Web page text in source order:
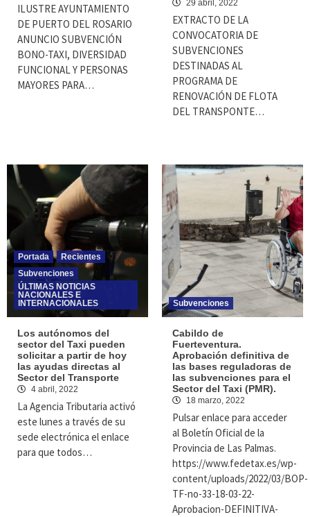
ILUSTRE AYUNTAMIENTO
DE PUERTO DEL ROSARIO
ANUNCIO SUBVENCIÓN
BONO-TAXI, DIVERSIDAD
FUNCIONAL Y PERSONAS
MAYORES PARA…
29 abril, 2022
EXTRACTO DE LA
CONVOCATORIA DE
SUBVENCIONES
DESTINADAS AL
PROGRAMA DE
RENOVACIÓN DE FLOTA
DEL TRANSPONTE…
Portada
Recientes
Subvenciones
ÚLTIMAS NOTICIAS
NACIONALES E
INTERNACIONALES
Los autónomos del
sector del Taxi pueden
solicitar a partir de hoy
las ayudas directas al
Sector del Transporte
4 abril, 2022
La Agencia Tributaria activó
este lunes a través de su
sede electrónica el enlace
para que todos…
Subvenciones
Cabildo de
Fuerteventura.
Aprobación definitiva de
las bases reguladoras de
las subvenciones para el
Sector del Taxi (PMR).
18 marzo, 2022
Pulsar enlace para acceder
al Boletín Oficial de la
Provincia de Las Palmas.
https://www.fedetax.es/wp-
content/uploads/2022/03/BOP-
TF-no-33-18-03-22-
Aprobacion-DEFINITIVA-